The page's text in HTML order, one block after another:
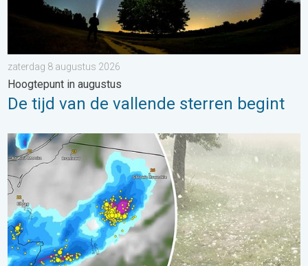
zaterdag 8 augustus 2026
Hoogtepunt in augustus
De tijd van de vallende sterren begint
Hagel als tennisballen in Polen. Zwaar onweer treft steden. . .